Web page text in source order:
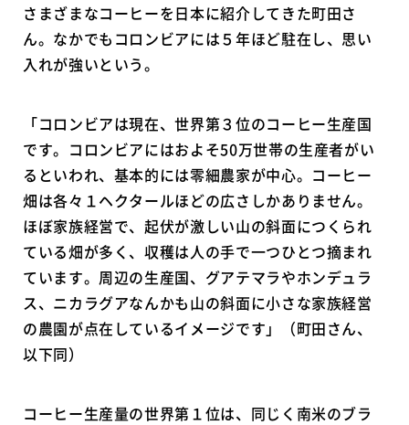
さまざまなコーヒーを日本に紹介してきた町田さ
ん。なかでもコロンビアには５年ほど駐在し、思い
入れが強いという。
「コロンビアは現在、世界第３位のコーヒー生産国
です。コロンビアにはおよそ50万世帯の生産者がい
るといわれ、基本的には零細農家が中心。コーヒー
畑は各々１ヘクタールほどの広さしかありません。
ほぼ家族経営で、起伏が激しい山の斜面につくられ
ている畑が多く、収穫は人の手で一つひとつ摘まれ
ています。周辺の生産国、グアテマラやホンデュラ
ス、ニカラグアなんかも山の斜面に小さな家族経営
の農園が点在しているイメージです」（町田さん、
以下同）
コーヒー生産量の世界第１位は、同じく南米のブラ